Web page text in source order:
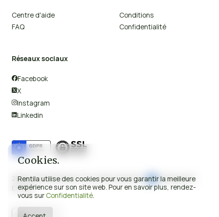
Cookies.
Rentila utilise des cookies pour vous garantir la meilleure
expérience sur son site web. Pour en savoir plus, rendez-
vous sur Confidentialité.
Centre d'aide
FAQ
Conditions
Confidentialité
Réseaux sociaux
Facebook
X
Instagram
Linkedin
2008-2026 © Rentila Tous droits réservés.
Fabriqué en
Europe.